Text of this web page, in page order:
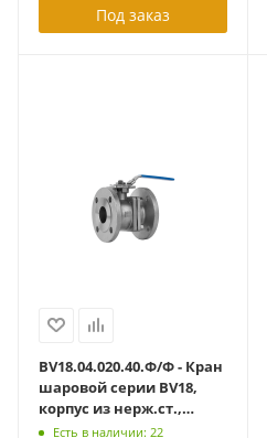
Под заказ
BV18.04.020.40.Ф/Ф - Кран
шаровой серии BV18,
корпус из нерж.ст.,
полнопроходной DN20
Есть в наличии: 22